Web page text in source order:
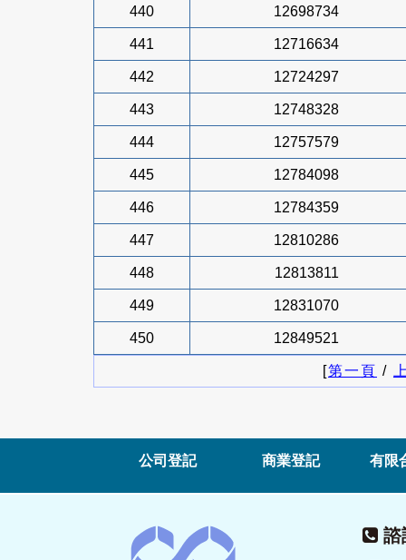
440 12698734
441 12716634
442 12724297
443 12748328
444 12757579
445 12784098
446 12784359
447 12810286
448 12813811
449 12831070
450 12849521
[第一頁 /
公司登記 商業登記 有限
諮